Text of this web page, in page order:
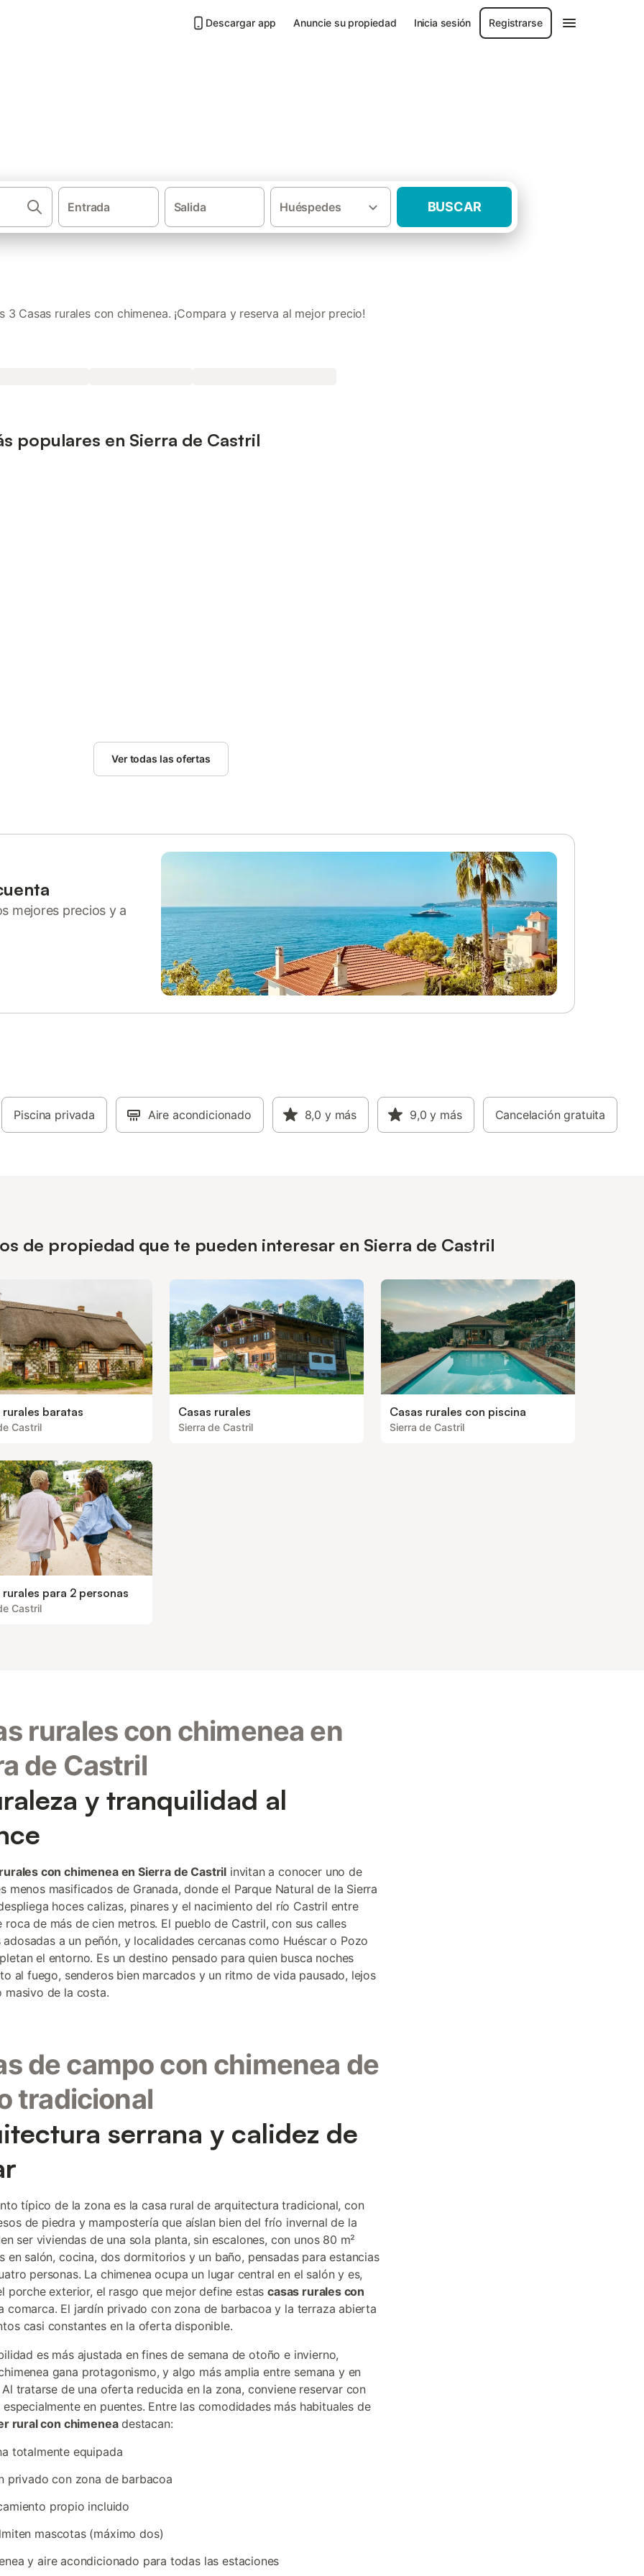
Descargar app Anuncie su propiedad Inicia sesión Registrarse
Entrada Salida Huéspedes BUSCAR
3 Casas rurales con chimenea. ¡Compara y reserva al mejor precio!
populares en Sierra de Castril
Ver todas las ofertas
mejores precios y a
Piscina privada Aire acondicionado 8,0 y más 9,0 y más Cancelación gratuita
de propiedad que te pueden interesar en Sierra de Castril
rurales baratas
Castril
Casas rurales
Sierra de Castril
Casas rurales con piscina
Sierra de Castril
rurales para 2 personas
Castril
rurales con chimenea en
de Castril
y tranquilidad al
con chimenea en Sierra de Castril invitan a conocer uno de
menos masificados de Granada, donde el Parque Natural de la Sierra
hoces calizas, pinares y el nacimiento del río Castril entre
roca de más de cien metros. El pueblo de Castril, con sus calles
adosadas a un peñón, y localidades cercanas como Huéscar o Pozo
el entorno. Es un destino pensado para quien busca noches
al fuego, senderos bien marcados y un ritmo de vida pausado, lejos
masivo de la costa.
de campo con chimenea de
tradicional
serrana y calidez de
típico de la zona es la casa rural de arquitectura tradicional, con
de piedra y mampostería que aíslan bien del frío invernal de la
ser viviendas de una sola planta, sin escalones, con unos 80 m²
en salón, cocina, dos dormitorios y un baño, pensadas para estancias
personas. La chimenea ocupa un lugar central en el salón y es,
porche exterior, el rasgo que mejor define estascasas rurales con
comarca. El jardín privado con zona de barbacoa y la terraza abierta
casi constantes en la oferta disponible.
es más ajustada en fines de semana de otoño e invierno,
gana protagonismo, y algo más amplia entre semana y en
tratarse de una oferta reducida en la zona, conviene reservar con
en puentes. Entre las comodidades más habituales de
rural con chimeneadestacan:
totalmente equipada
privado con zona de barbacoa
propio incluido
mascotas (máximo dos)
y aire acondicionado para todas las estaciones